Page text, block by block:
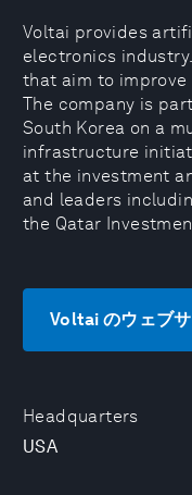
Headquarters
USA
Voltai provides
electronics
that aim to
The company is
South Korea on a
infrastructure
at the investment
and leaders
the Qatar
Voltai のウェブ